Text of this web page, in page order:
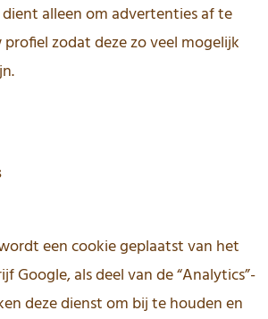
alleen om advertenties af te
zodat deze zo veel mogelijk
een cookie geplaatst van het
Google, als deel van de “Analytics”-
deze dienst om bij te houden en